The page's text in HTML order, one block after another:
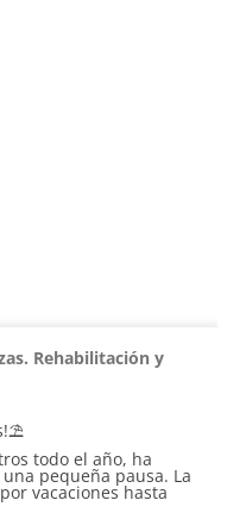
Rehabilitación y
todo el año, ha
pequeña pausa. La
vacaciones hasta